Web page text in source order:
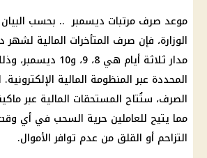
موعد صرف مرتبات ديسمبر .. بحسب
الوزارة، فإن صرف المتأخرات المالية
مدار ثلاثة أيام هي 8،
المحددة عبر المنظومة المالية
الصرف، ستُتاح المستحقات المالية عبر
مما يتيح للعاملين حرية السحب في أي
التزاحم أو القلق من عدم توافر الأموال.